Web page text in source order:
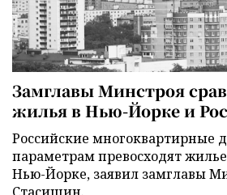
Замглавы Минстроя
жилья в Нью-Йорке и
Российские многоквартирные
параметрам превосходят жилье
Нью-Йорке, заявил замглавы